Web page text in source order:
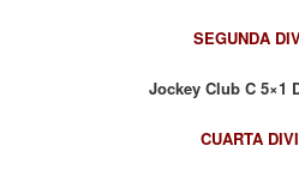
SEGUNDA
Jockey Club C 5×1
CUARTA